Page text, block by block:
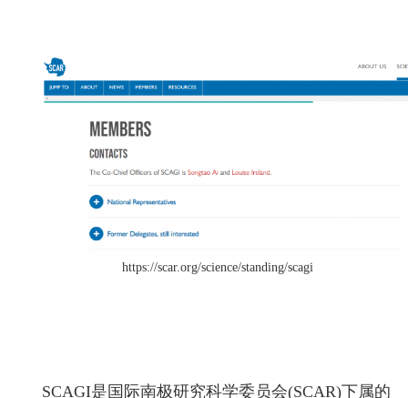
https://scar.org/science/standing/scagi
SCAGI是国际南极研究科学委员会(SCAR)下属的